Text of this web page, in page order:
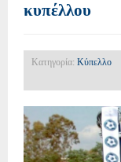
κυπέλλου
Κατηγορία: Κύπελλο